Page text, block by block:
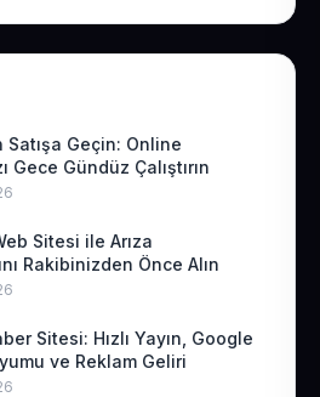
Geçin: Online
Gece Gündüz Çalıştırın
Sitesi ile Arıza
Rakibinizden Önce Alın
Sitesi: Hızlı Yayın, Google
ve Reklam Geliri